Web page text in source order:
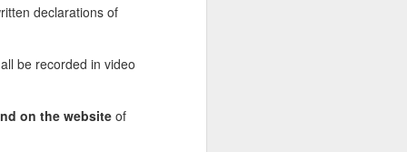
declarations of
be recorded in video
on the website of